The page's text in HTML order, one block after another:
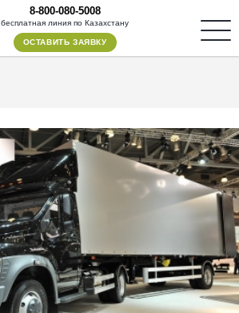
ОСТАВИТЬ ЗАЯВКУ
8-800-080-5008
бесплатная линия по Казахстану